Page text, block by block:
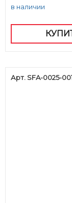
в наличии
Арт. SFA-0025-